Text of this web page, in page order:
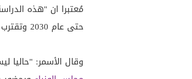
مُعتبرا ان "هذه
حتى عام 2030 وتقترب من أساس الراتب الذي كان يُعطى في عام 2019."
وقال الأسمر: "حاليا